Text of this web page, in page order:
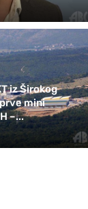
iz Širokog
mini
–...